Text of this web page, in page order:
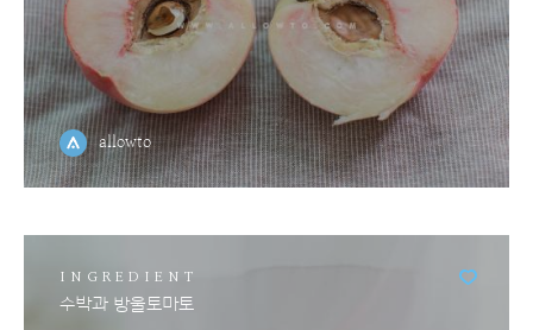
allowto
INGREDIENT
수박과 방울토마토